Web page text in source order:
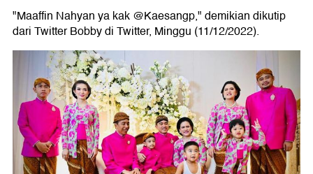
"Maaffin Nahyan ya kak @Kaesangp," demikian dikutip
dari Twitter Bobby di Twitter, Minggu (11/12/2022).